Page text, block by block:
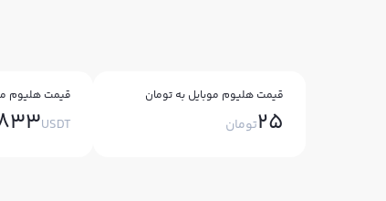
قیمت هلیوم موبایل به تومان
25تومان
قیمت هلیوم
USDT